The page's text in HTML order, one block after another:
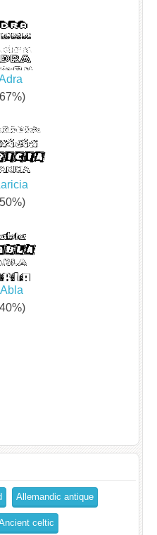
Allemandic antique
celtic